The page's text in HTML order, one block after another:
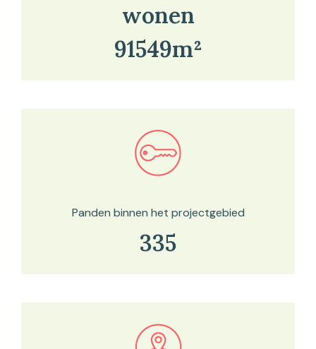
wonen
91549m²
Bekijk in onze kaartviewer
Panden binnen het projectgebied
335